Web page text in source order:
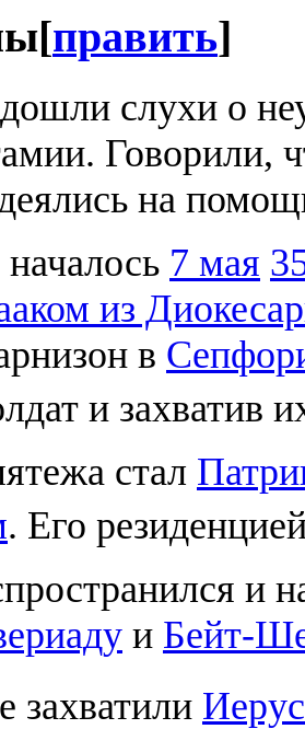
[править]
слухи о
Говорили,
на
7 мая
из
в
и захватив
стал
. Его
и
и Бейт-
захватили